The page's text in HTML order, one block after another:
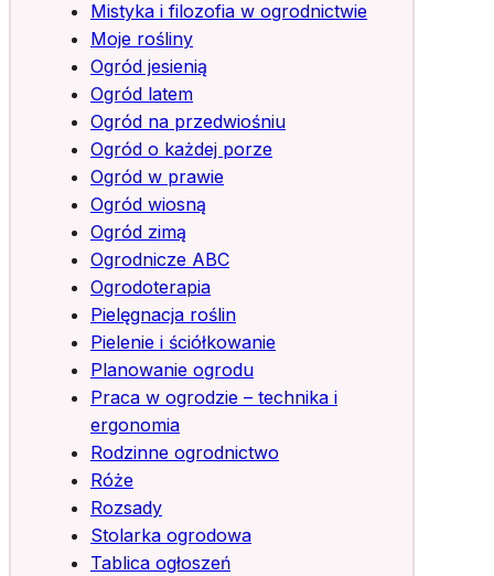
Mistyka i filozofia w ogrodnictwie
Moje rośliny
Ogród jesienią
Ogród latem
Ogród na przedwiośniu
Ogród o każdej porze
Ogród w prawie
Ogród wiosną
Ogród zimą
Ogrodnicze ABC
Ogrodoterapia
Pielęgnacja roślin
Pielenie i ściółkowanie
Planowanie ogrodu
Praca w ogrodzie – technika i
ergonomia
Rodzinne ogrodnictwo
Róże
Rozsady
Stolarka ogrodowa
Tablica ogłoszeń